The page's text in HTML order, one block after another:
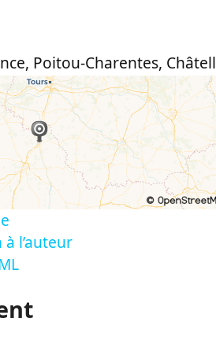
, Poitou-Charentes,
l’auteur